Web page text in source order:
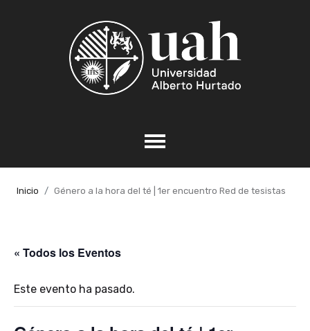
Inicio Género a la hora del té | 1er encuentro Red de tesistas
« Todos los Eventos
Este evento ha pasado.